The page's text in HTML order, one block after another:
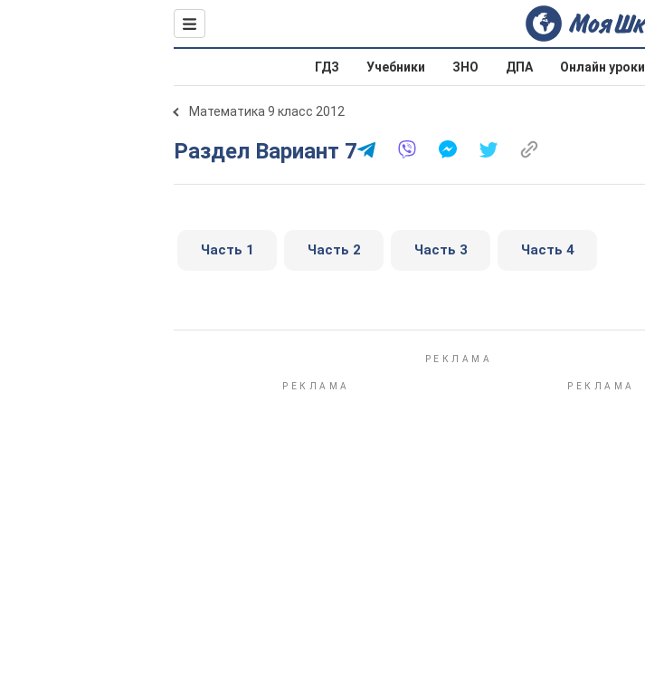
ГДЗ Учебники ЗНО ДПА Онлайн уроки
Математика 9 класс 2012
Раздел Вариант 7
Часть 1 Часть 2 Часть 3 Часть 4